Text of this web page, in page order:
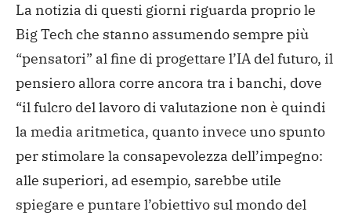
La notizia di questi giorni riguarda proprio le
Big Tech che stanno assumendo sempre più
“pensatori” al fine di progettare l’IA del futuro, il
pensiero allora corre ancora tra i banchi, dove
“il fulcro del lavoro di valutazione non è quindi
la media aritmetica, quanto invece uno spunto
per stimolare la consapevolezza dell’impegno:
alle superiori, ad esempio, sarebbe utile
spiegare e puntare l’obiettivo sul mondo del